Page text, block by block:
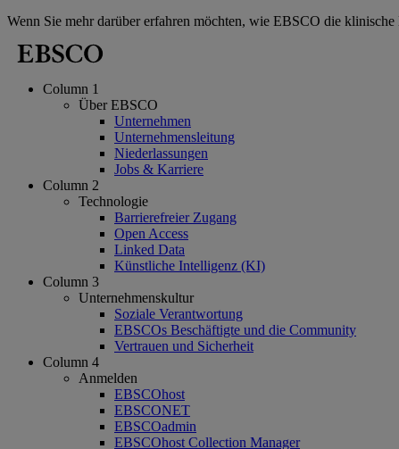
Wenn Sie mehr darüber erfahren möchten, wie EBSCO die
Column 1
Über EBSCO
Unternehmen
Unternehmensleitung
Niederlassungen
Jobs & Karriere
Column 2
Technologie
Barrierefreier Zugang
Open Access
Linked Data
Künstliche Intelligenz (KI)
Column 3
Unternehmenskultur
Soziale Verantwortung
EBSCOs Beschäftigte und die Community
Vertrauen und Sicherheit
Column 4
Anmelden
EBSCOhost
EBSCONET
EBSCOadmin
EBSCOhost Collection Manager